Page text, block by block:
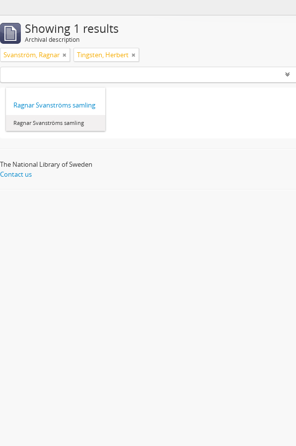
Showing 1 results
Archival description
Svanström, Ragnar Tingsten, Herbert
Ragnar Svanströms samling
Ragnar Svanströms samling
The National Library of Sweden
Contact us